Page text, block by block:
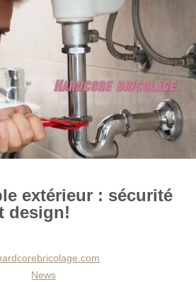
extérieur : sécurité
design!
News